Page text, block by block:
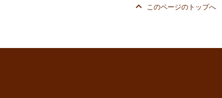
keyboard_arrow_up このページのトップへ